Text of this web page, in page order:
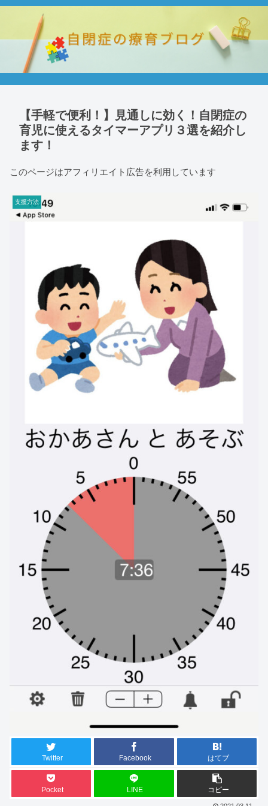
【手軽で便利！】見通しに効く！自閉症の
育児に使えるタイマーアプリ３選を紹介し
ます！
このページはアフィリエイト広告を利用しています
支援方法
Twitter Facebook はてブ
Pocket LINE コピー